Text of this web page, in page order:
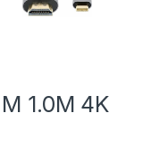
1.0M 4K